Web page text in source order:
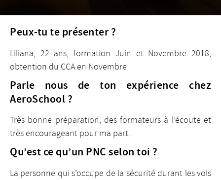
Peux-tu te présenter ?
Liliana, 22 ans, formation Juin et Novembre 2018,
obtention du CCA en Novembre
Parle nous de ton expérience chez
AeroSchool ?
Très bonne préparation, des formateurs à l’écoute et
très encourageant pour ma part.
Qu’est ce qu’un PNC selon toi ?
La personne qui s’occupe de la sécurité durant les vols